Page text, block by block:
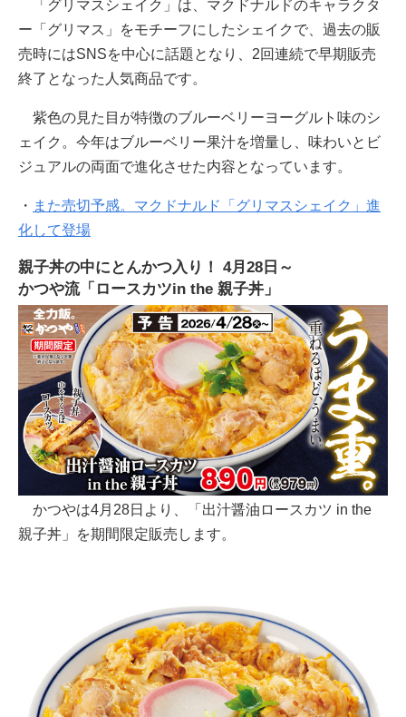
「グリマスシェイク」は、マクドナルドのキャラクタ
ー「グリマス」をモチーフにしたシェイクで、過去の販
売時にはSNSを中心に話題となり、2回連続で早期販売
終了となった人気商品です。
紫色の見た目が特徴のブルーベリーヨーグルト味のシ
ェイク。今年はブルーベリー果汁を増量し、味わいとビ
ジュアルの両面で進化させた内容となっています。
・ また売切予感。マクドナルド「グリマスシェイク」進
化して登場
親子丼の中にとんかつ入り！ 4月28日～
かつや流「ロースカツin the 親子丼」
かつやは4月28日より、「出汁醤油ロースカツ in the
親子丼」を期間限定販売します。